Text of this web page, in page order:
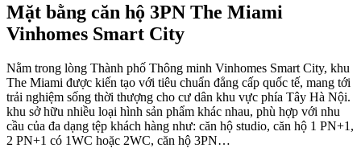
Mặt bằng căn hộ 3PN The Miami
Vinhomes Smart City
Nằm trong lòng Thành phố Thông minh Vinhomes Smart City, khu
The Miami được kiến tạo với tiêu chuẩn đẳng cấp quốc tế, mang tới
trải nghiệm sống thời thượng cho cư dân khu vực phía Tây Hà Nội.
khu sở hữu nhiều loại hình sản phẩm khác nhau, phù hợp với nhu
cầu của đa dạng tệp khách hàng như: căn hộ studio, căn hộ 1 PN+1,
2 PN+1 có 1WC hoặc 2WC, căn hộ 3PN…